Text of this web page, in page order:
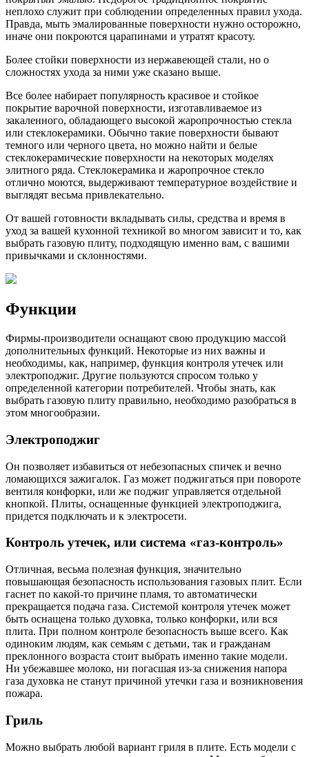
неплохо служит при соблюдении определенных правил ухода.
Правда, мыть эмалированные поверхности нужно осторожно,
иначе они покроются царапинами и утратят красоту.
Более стойки поверхности из нержавеющей стали, но о
сложностях ухода за ними уже сказано выше.
Все более набирает популярность красивое и стойкое
покрытие варочной поверхности, изготавливаемое из
закаленного, обладающего высокой жаропрочностью стекла
или стеклокерамики. Обычно такие поверхности бывают
темного или черного цвета, но можно найти и белые
стеклокерамические поверхности на некоторых моделях
элитного ряда. Стеклокерамика и жаропрочное стекло
отлично моются, выдерживают температурное воздействие и
выглядят весьма привлекательно.
От вашей готовности вкладывать силы, средства и время в
уход за вашей кухонной техникой во многом зависит и то, как
выбрать газовую плиту, подходящую именно вам, с вашими
привычками и склонностями.
Функции
Фирмы-производители оснащают свою продукцию массой
дополнительных функций. Некоторые из них важны и
необходимы, как, например, функция контроля утечек или
электроподжиг. Другие пользуются спросом только у
определенной категории потребителей. Чтобы знать, как
выбрать газовую плиту правильно, необходимо разобраться в
этом многообразии.
Электроподжиг
Он позволяет избавиться от небезопасных спичек и вечно
ломающихся зажигалок. Газ может поджигаться при повороте
вентиля конфорки, или же поджиг управляется отдельной
кнопкой. Плиты, оснащенные функцией электроподжига,
придется подключать и к электросети.
Контроль утечек, или система «газ-контроль»
Отличная, весьма полезная функция, значительно
повышающая безопасность использования газовых плит. Если
гаснет по какой-то причине пламя, то автоматически
прекращается подача газа. Системой контроля утечек может
быть оснащена только духовка, только конфорки, или вся
плита. При полном контроле безопасность выше всего. Как
одиноким людям, как семьям с детьми, так и гражданам
преклонного возраста стоит выбрать именно такие модели.
Ни убежавшее молоко, ни погасшая из-за снижения напора
газа духовка не станут причиной утечки газа и возникновения
пожара.
Гриль
Можно выбрать любой вариант гриля в плите. Есть модели с